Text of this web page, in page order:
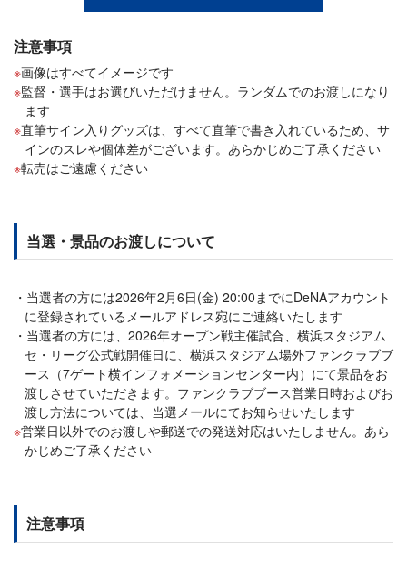
注意事項
画像はすべてイメージです
監督・選手はお選びいただけません。ランダムでのお渡しになり
ます
直筆サイン入りグッズは、すべて直筆で書き入れているため、サ
インのスレや個体差がございます。あらかじめご了承ください
転売はご遠慮ください
当選・景品のお渡しについて
当選者の方には2026年2月6日(金) 20:00までにDeNAアカウント
に登録されているメールアドレス宛にご連絡いたします
当選者の方には、2026年オープン戦主催試合、横浜スタジアム
セ・リーグ公式戦開催日に、横浜スタジアム場外ファンクラブブ
ース（7ゲート横インフォメーションセンター内）にて景品をお
渡しさせていただきます。ファンクラブブース営業日時およびお
渡し方法については、当選メールにてお知らせいたします
営業日以外でのお渡しや郵送での発送対応はいたしません。あら
かじめご了承ください
注意事項